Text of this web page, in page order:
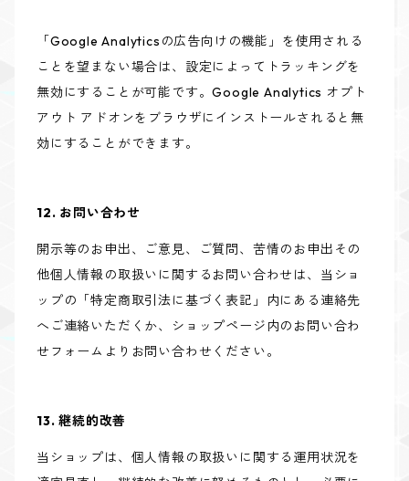
「Google Analyticsの広告向けの機能」を使用される
ことを望まない場合は、設定によってトラッキングを
無効にすることが可能です。Google Analytics オプト
アウト アドオンをブラウザにインストールされると無
効にすることができます。
12. お問い合わせ
開示等のお申出、ご意見、ご質問、苦情のお申出その
他個人情報の取扱いに関するお問い合わせは、当ショ
ップの「特定商取引法に基づく表記」内にある連絡先
へご連絡いただくか、ショップページ内のお問い合わ
せフォームよりお問い合わせください。
13. 継続的改善
当ショップは、個人情報の取扱いに関する運用状況を